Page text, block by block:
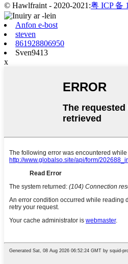
© Hawlfraint - 2020-2021:粤 ICP 备
Anfon e-bost
steven
861928806950
Sven9413
x